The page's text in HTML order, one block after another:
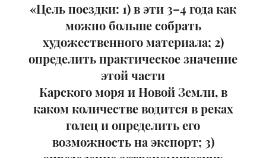
«Цель поездки: 1) в эти 3–4 года как
можно больше собрать
художественного материала; 2)
определить практическое значение
этой части
Карского моря и Новой Земли, в
каком количестве водится в реках
голец и определить его
возможность на экспорт; 3)